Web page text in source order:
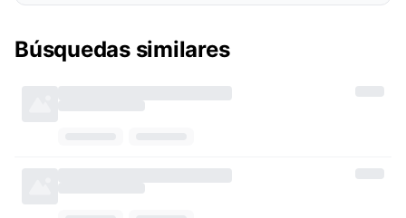
Búsquedas similares